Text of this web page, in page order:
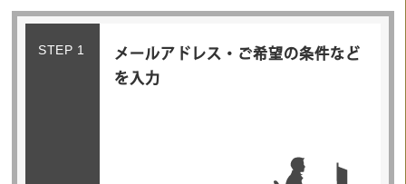
STEP 1
メールアドレス・ご希望の条件など
を入力